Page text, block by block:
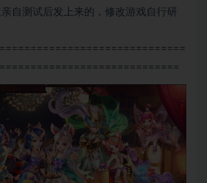
自测试后发上来的，修改游戏自行研